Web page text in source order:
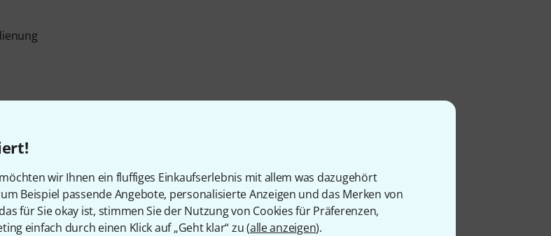
wir Ihnen ein fluffiges Einkaufserlebnis mit allem was dazugehört
Beispiel passende Angebote, personalisierte Anzeigen und das Merken von
für Sie okay ist, stimmen Sie der Nutzung von Cookies für Präferenzen,
einfach durch einen Klick auf „Geht klar“ zu (alle anzeigen).